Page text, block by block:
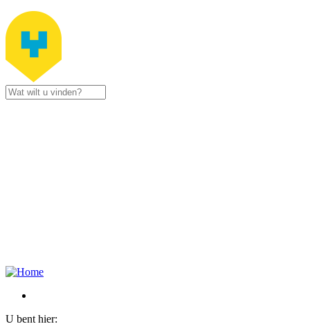
Jump to navigation
U bent hier: